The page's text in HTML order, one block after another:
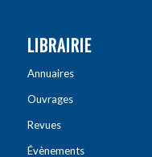
LIBRAIRIE
Annuaires
Ouvrages
Revues
Évènements